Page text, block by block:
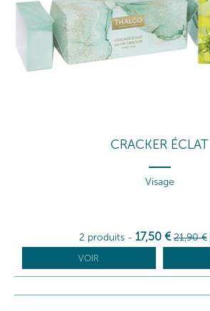
CRACKER ÉCLAT
Visage
2 produits - 17,50 € 21,90 €
VOIR